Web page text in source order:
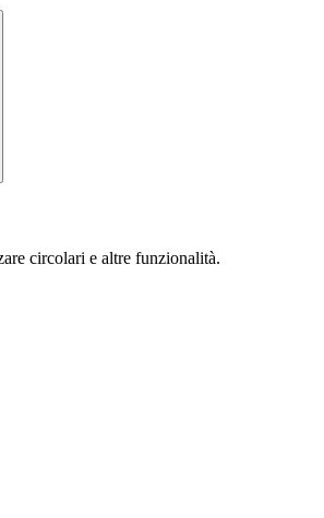
circolari e altre funzionalità.